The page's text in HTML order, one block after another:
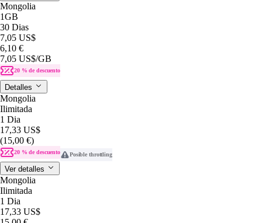
Mongolia
1GB
30 Dias
7,05 US$
6,10 €
7,05 US$/GB
20 % de descuento
Detalles
Mongolia
Ilimitada
1 Dia
17,33 US$
(15,00 €)
20 % de descuento Posible throttling
Ver detalles
Mongolia
Ilimitada
1 Dia
17,33 US$